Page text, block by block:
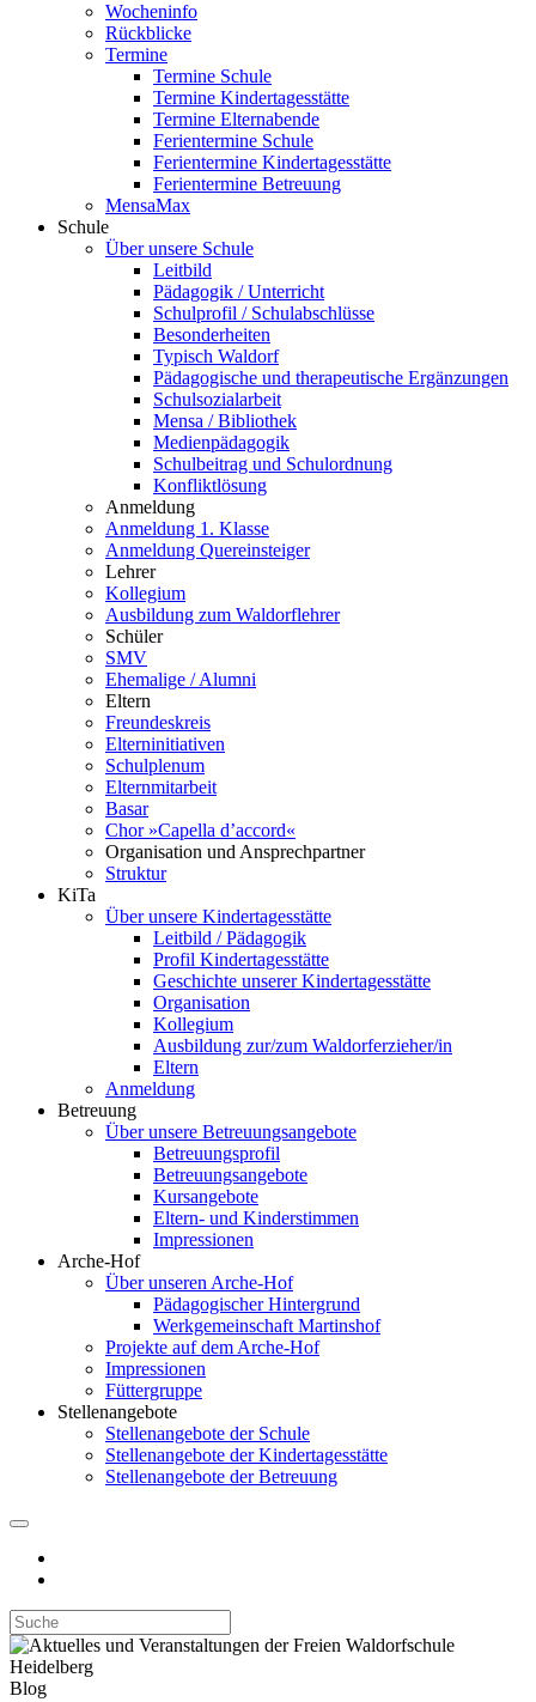
Wocheninfo
Rückblicke
Termine
Termine Schule
Termine Kindertagesstätte
Termine Elternabende
Ferientermine Schule
Ferientermine Kindertagesstätte
Ferientermine Betreuung
MensaMax
Schule
Über unsere Schule
Leitbild
Pädagogik / Unterricht
Schulprofil / Schulabschlüsse
Besonderheiten
Typisch Waldorf
Pädagogische und therapeutische Ergänzungen
Schulsozialarbeit
Mensa / Bibliothek
Medienpädagogik
Schulbeitrag und Schulordnung
Konfliktlösung
Anmeldung
Anmeldung 1. Klasse
Anmeldung Quereinsteiger
Lehrer
Kollegium
Ausbildung zum Waldorflehrer
Schüler
SMV
Ehemalige / Alumni
Eltern
Freundeskreis
Elterninitiativen
Schulplenum
Elternmitarbeit
Basar
Chor »Capella d’accord«
Organisation und Ansprechpartner
Struktur
KiTa
Über unsere Kindertagesstätte
Leitbild / Pädagogik
Profil Kindertagesstätte
Geschichte unserer Kindertagesstätte
Organisation
Kollegium
Ausbildung zur/zum Waldorferzieher/in
Eltern
Anmeldung
Betreuung
Über unsere Betreuungsangebote
Betreuungsprofil
Betreuungsangebote
Kursangebote
Eltern- und Kinderstimmen
Impressionen
Arche-Hof
Über unseren Arche-Hof
Pädagogischer Hintergrund
Werkgemeinschaft Martinshof
Projekte auf dem Arche-Hof
Impressionen
Füttergruppe
Stellenangebote
Stellenangebote der Schule
Stellenangebote der Kindertagesstätte
Stellenangebote der Betreuung
Blog